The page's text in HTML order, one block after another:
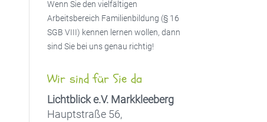
Wenn Sie den vielfältigen
Arbeitsbereich Familienbildung (§ 16
SGB VIII) kennen lernen wollen, dann
sind Sie bei uns genau richtig!
Wir sind für Sie da
Lichtblick e.V. Markkleeberg
Hauptstraße 56,